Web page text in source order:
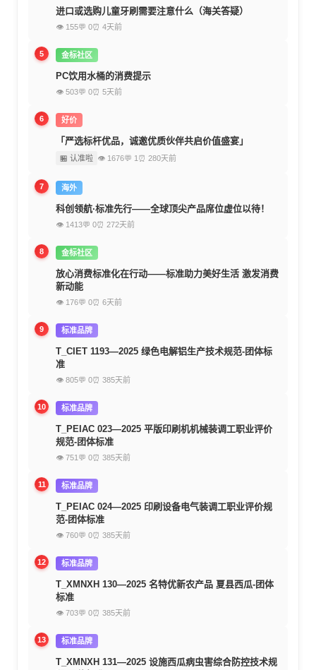
进口或选购儿童牙刷需要注意什么（海关答疑）
👁 155💬 0⏰ 4天前
5 金标社区
PC饮用水桶的消费提示
👁 503💬 0⏰ 5天前
6 好价
「严选标杆优品，诚邀优质伙伴共启价值盛宴」
🏪 认准啦 👁 1676💬 1 ⏰ 280天前
7 海外
科创领航·标准先行——全球顶尖产品席位虚位以待！
👁 1413💬 0⏰ 272天前
8 金标社区
放心消费标准化在行动——标准助力美好生活 激发消费
新动能
👁 176💬 0⏰ 6天前
9 标准品牌
T_CIET 1193—2025 绿色电解铝生产技术规范-团体标
准
👁 805💬 0⏰ 385天前
10 标准品牌
T_PEIAC 023—2025 平版印刷机机械装调工职业评价
规范-团体标准
👁 751 💬 0⏰ 385天前
11 标准品牌
T_PEIAC 024—2025 印刷设备电气装调工职业评价规
范-团体标准
👁 760💬 0⏰ 385天前
12 标准品牌
T_XMNXH 130—2025 名特优新农产品 夏县西瓜-团体
标准
👁 703💬 0⏰ 385天前
13 标准品牌
T_XMNXH 131—2025 设施西瓜病虫害综合防控技术规